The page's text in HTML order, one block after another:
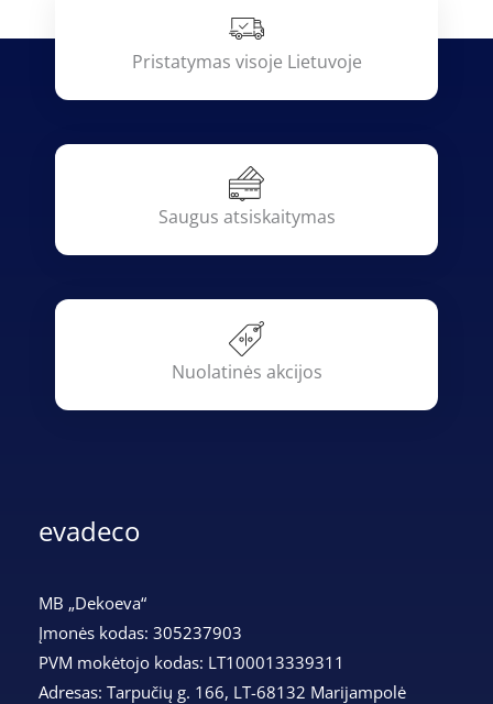
Pristatymas visoje Lietuvoje
Saugus atsiskaitymas
Nuolatinės akcijos
evadeco
MB „Dekoeva“
Įmonės kodas: 305237903
PVM mokėtojo kodas: LT100013339311
Adresas: Tarpučių g. 166, LT-68132 Marijampolė